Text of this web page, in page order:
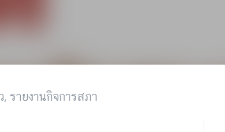
, รายงานกิจการสภา